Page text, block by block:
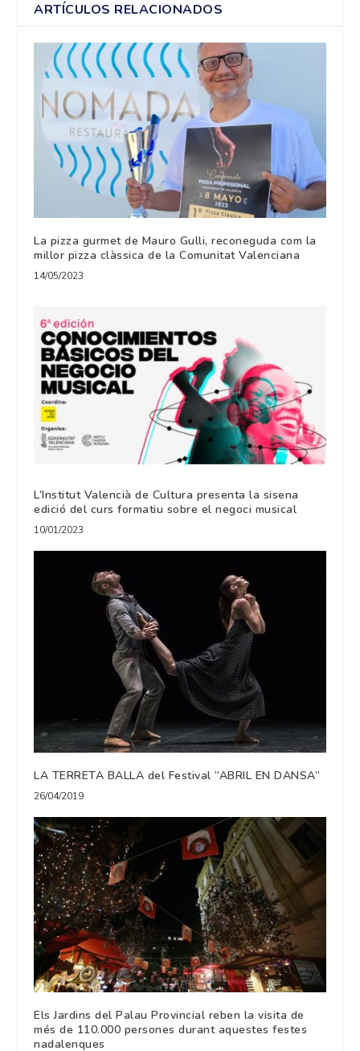
ARTÍCULOS RELACIONADOS
La pizza gurmet de Mauro Gulli, reconeguda com la
millor pizza clàssica de la Comunitat Valenciana
14/05/2023
L’Institut Valencià de Cultura presenta la sisena
edició del curs formatiu sobre el negoci musical
10/01/2023
LA TERRETA BALLA del Festival “ABRIL EN DANSA”
26/04/2019
Els Jardins del Palau Provincial reben la visita de
més de 110.000 persones durant aquestes festes
nadalenques